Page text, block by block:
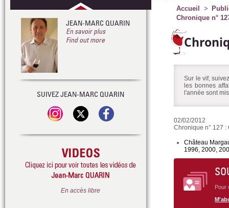
Accueil
Chronique n°
Sur le vif,
les bonnes
l'année sont
02/02/2012
Chronique n° 127
Château
1996, 2000,
Pour
JEAN-MARC QUARIN
En savoir plus
Find out more
SUIVEZ JEAN-MARC QUARIN
En accès libre